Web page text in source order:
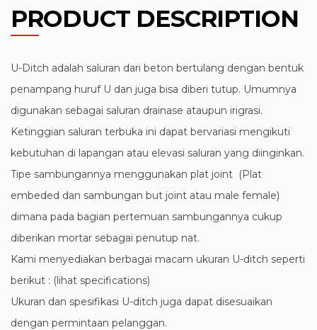
PRODUCT DESCRIPTION
U-Ditch adalah saluran dari beton bertulang dengan bentuk
penampang huruf U dan juga bisa diberi tutup. Umumnya
digunakan sebagai saluran drainase ataupun irigrasi.
Ketinggian saluran terbuka ini dapat bervariasi mengikuti
kebutuhan di lapangan atau elevasi saluran yang diinginkan.
Tipe sambungannya menggunakan plat joint (Plat
embeded dan sambungan but joint atau male female)
dimana pada bagian pertemuan sambungannya cukup
diberikan mortar sebagai penutup nat.
Kami menyediakan berbagai macam ukuran U-ditch seperti
berikut : (lihat specifications)
Ukuran dan spesifikasi U-ditch juga dapat disesuaikan
dengan permintaan pelanggan.